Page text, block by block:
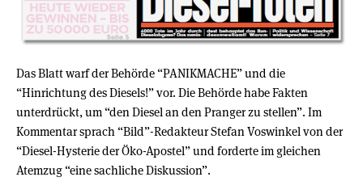
Das Blatt warf der Behörde “PANIKMACHE” und die
“Hinrichtung des Diesels!” vor. Die Behörde habe Fakten
unterdrückt, um “den Diesel an den Pranger zu stellen”. Im
Kommentar sprach “Bild”-Redakteur Stefan Voswinkel von der
“Diesel-Hysterie der Öko-Apostel” und forderte im gleichen
Atemzug “eine sachliche Diskussion”.